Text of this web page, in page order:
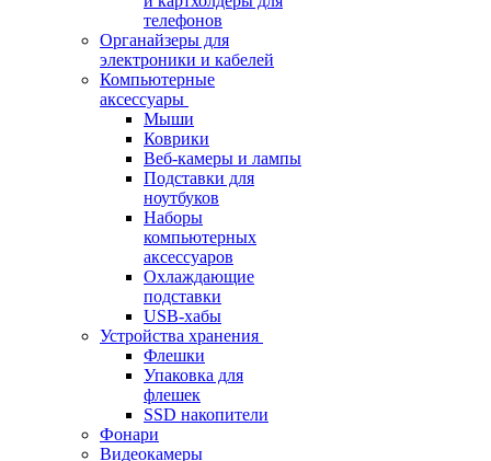
телефонов
Органайзеры для
электроники и кабелей
Компьютерные
аксессуары
Мыши
Коврики
Веб-камеры и лампы
Подставки для
ноутбуков
Наборы
компьютерных
аксессуаров
Охлаждающие
подставки
USB-хабы
Устройства хранения
Флешки
Упаковка для
флешек
SSD накопители
Фонари
Видеокамеры